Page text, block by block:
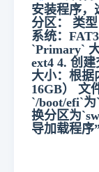
安装程序，
分区： 类
系统：
`Primary`
ext4 4. 创
大小：根据
16GB） 文
`/boot/efi`
换分区为
导加载程序